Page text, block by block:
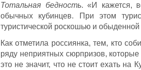
Тотальная бедность. «И кажется,
обычных кубинцев. При этом
туристической роскошью и
Как отметила россиянка, тем, кто
ряду неприятных сюрпризов,
это не значит, что не стоит ехать на